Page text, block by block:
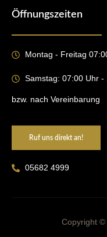
Öffnungszeiten
Montag - Freitag
Samstag: 07:00 Uhr -
bzw. nach Vereinbarung
Ruf uns direkt an!
05682 4999
Copyright ©